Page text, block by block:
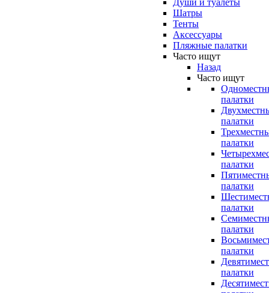
Души и туалеты
Шатры
Тенты
Аксессуары
Пляжные палатки
Часто ищут
Назад
Часто ищут
палатки
палатки
палатки
палатки
палатки
палатки
палатки
палатки
палатки